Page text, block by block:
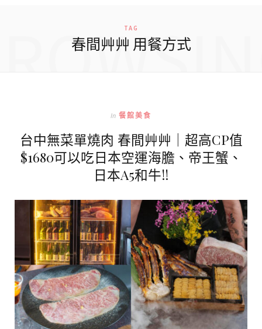
TAG
春間艸艸 用餐方式
In 餐館美食
台中無菜單燒肉 春間艸艸｜超高CP值
$1680可以吃日本空運海膽、帝王蟹、
日本A5和牛!!